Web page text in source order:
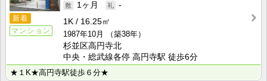
新着
マンション
1ヶ月
-
1K
16.25㎡
1987年10月
（築38年）
杉並区高円寺北
中央・総武線各停 高円寺駅 徒歩6分
★１K★高円寺駅徒歩６分★